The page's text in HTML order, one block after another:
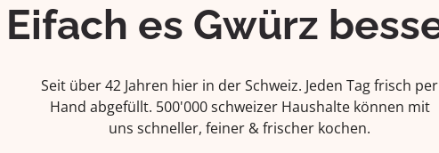
Eifach es Gwürz
Seit über 42 Jahren hier in der Schweiz. Jeden Tag frisch per
Hand abgefüllt. 500'000 schweizer Haushalte können mit
uns schneller, feiner & frischer kochen.